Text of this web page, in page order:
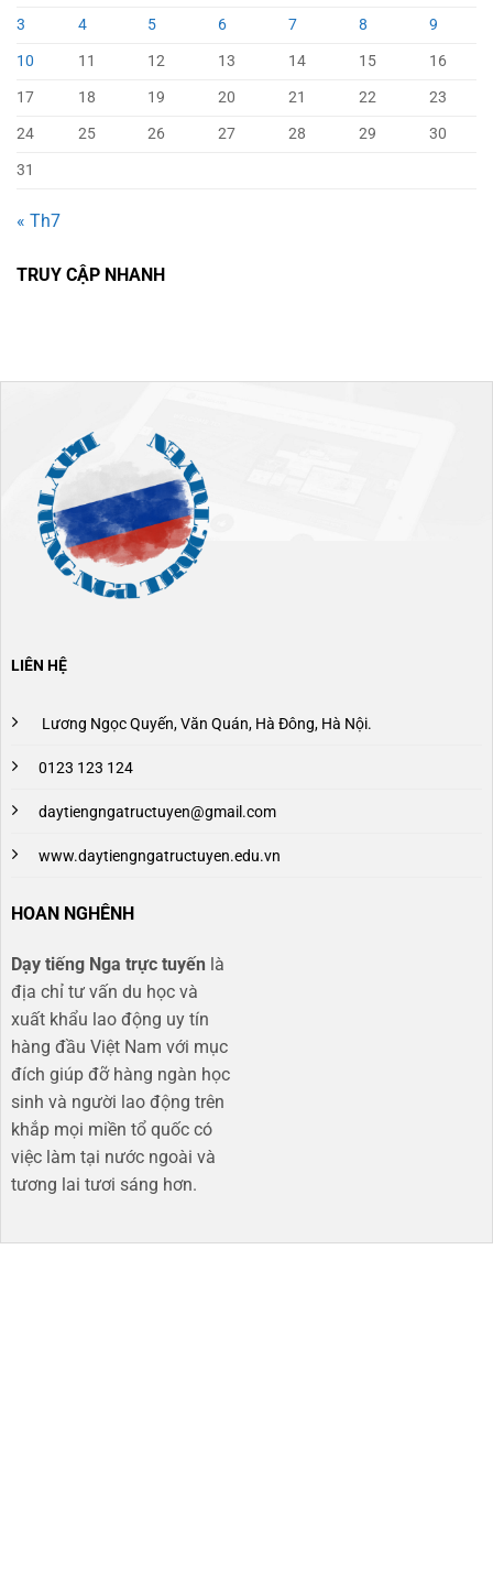
3
4 5 6 7 8
9
10
11 12 13 14 15
16
17
18 19 20 21 22
23
24
25 26 27 28 29
30
31
« Th7
TRUY CẬP NHANH
LIÊN HỆ
Lương Ngọc Quyến, Văn Quán, Hà Đông, Hà Nội.
0123 123 124
daytiengngatructuyen@gmail.com
www.daytiengngatructuyen.edu.vn
HOAN NGHÊNH
Dạy tiếng Nga trực tuyến là
địa chỉ tư vấn du học và
xuất khẩu lao động uy tín
hàng đầu Việt Nam với mục
đích giúp đỡ hàng ngàn học
sinh và người lao động trên
khắp mọi miền tổ quốc có
việc làm tại nước ngoài và
tương lai tươi sáng hơn​.